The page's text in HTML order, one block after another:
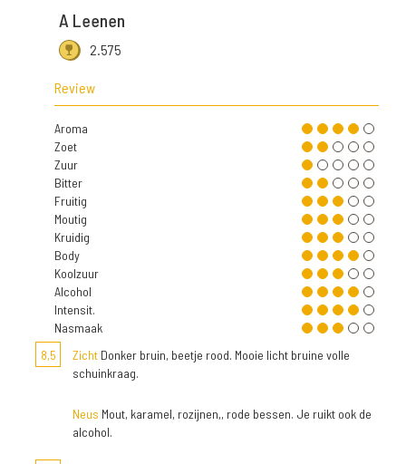
A Leenen
2.575
Review
Aroma
Zoet
Zuur
Bitter
Fruitig
Moutig
Kruidig
Body
Koolzuur
Alcohol
Intensit.
Nasmaak
8,5
Zicht Donker bruin, beetje rood. Mooie licht bruine volle
schuinkraag.
Neus Mout, karamel, rozijnen,, rode bessen. Je ruikt ook de
alcohol.